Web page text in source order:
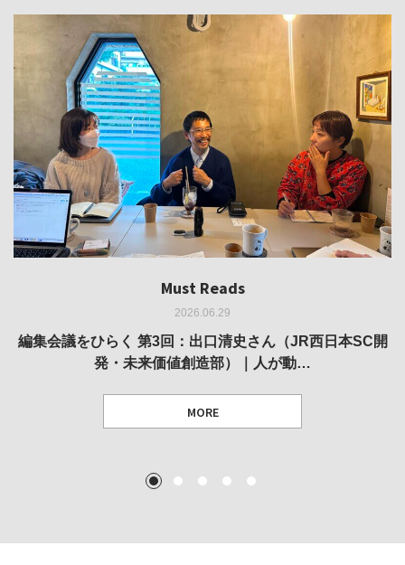
Must Reads
2026.06.29
編集会議をひらく 第3回：出口清史さん（JR西日本SC開
発・未来価値創造部）｜人が動…
MORE
Must Reads
2026.05.14
REVIEW｜果たして美術家・梅津庸一は、「大阪のゆかり
作家」となることができたのか…
Must Reads
2026.03.11
REPORT｜博覧会の残像
MORE
Must Reads
2026.02.25
REVIEW｜菊池聡太朗 個展「余りの風景」
MORE
Must Reads
2025.10.01
REVIEW｜生の存在証明としての線——「ライフライン」
展
1 2 3 4 5